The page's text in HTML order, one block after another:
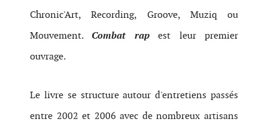
Chronic'Art, Recording, Groove, Muziq ou
Mouvement. Combat rapest leur premier
ouvrage.
Le livre se structure autour d'entretiens passés
entre 2002 et 2006 avec de nombreux artisans